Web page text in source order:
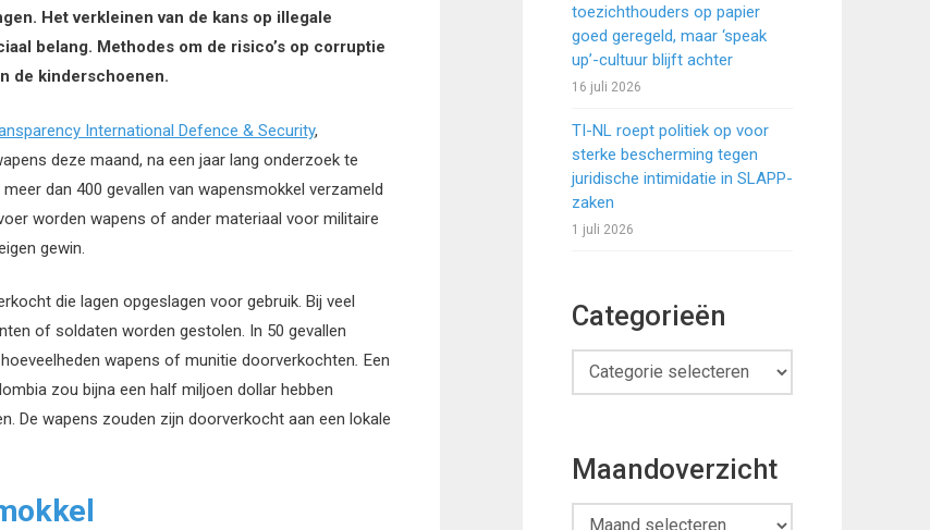
Het verkleinen van de kans op illegale
belang. Methodes om de risico’s op corruptie
de kinderschoenen.
International Defence & Security,
deze maand, na een jaar lang onderzoek te
dan 400 gevallen van wapensmokkel verzameld
worden wapens of ander materiaal voor militaire
gewin.
die lagen opgeslagen voor gebruik. Bij veel
of soldaten worden gestolen. In 50 gevallen
wapens of munitie doorverkochten. Een
zou bijna een half miljoen dollar hebben
De wapens zouden zijn doorverkocht aan een lokale
toezichthouders op papier
goed geregeld, maar ‘speak
up’-cultuur blijft achter
16 juli 2026
TI-NL roept politiek op voor
sterke bescherming tegen
juridische intimidatie in SLAPP-
zaken
1 juli 2026
Categorieën
Categorieën
Maandoverzicht
Maandoverzicht